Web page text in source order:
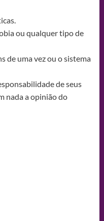
ou qualquer tipo de
de uma vez ou o sistema
de seus
nada a opinião do